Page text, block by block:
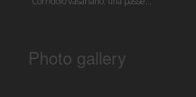
Photo gallery